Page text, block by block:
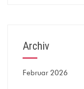
Archiv
Februar 2026